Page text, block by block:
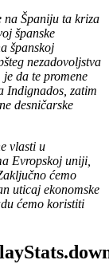
na Španiju ta kriza
španske
španskoj
nezadovoljstva
da te promene
Indignados, zatim
desničarske
vlasti u
Evropskoj uniji,
ćemo
uticaj ekonomske
ćemo koristiti